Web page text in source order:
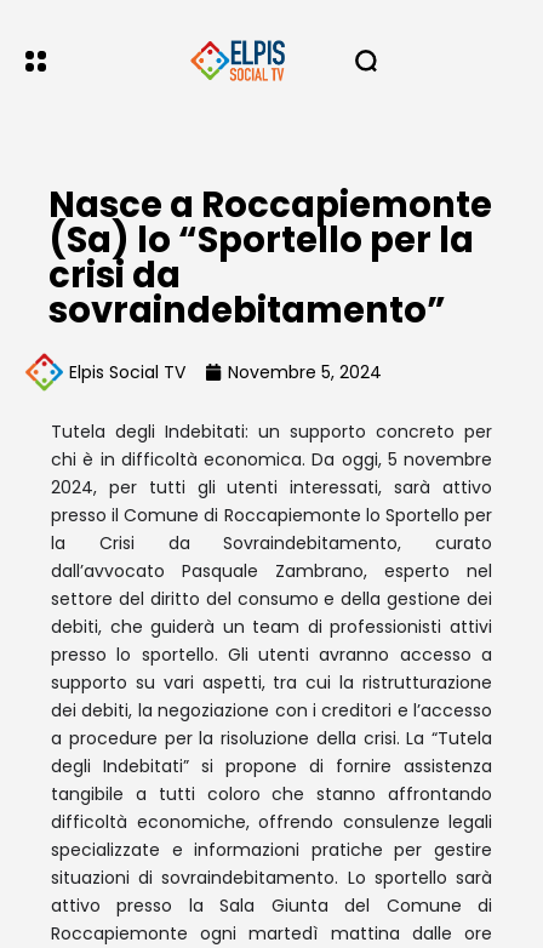
Nasce a Roccapiemonte
(Sa) lo “Sportello per la
crisi da
sovraindebitamento”
Elpis Social TV Novembre 5, 2024
Tutela degli Indebitati: un supporto concreto per
chi è in difficoltà economica. Da oggi, 5 novembre
2024, per tutti gli utenti interessati, sarà attivo
presso il Comune di Roccapiemonte lo Sportello per
la Crisi da Sovraindebitamento, curato
dall’avvocato Pasquale Zambrano, esperto nel
settore del diritto del consumo e della gestione dei
debiti, che guiderà un team di professionisti attivi
presso lo sportello. Gli utenti avranno accesso a
supporto su vari aspetti, tra cui la ristrutturazione
dei debiti, la negoziazione con i creditori e l’accesso
a procedure per la risoluzione della crisi. La “Tutela
degli Indebitati” si propone di fornire assistenza
tangibile a tutti coloro che stanno affrontando
difficoltà economiche, offrendo consulenze legali
specializzate e informazioni pratiche per gestire
situazioni di sovraindebitamento. Lo sportello sarà
attivo presso la Sala Giunta del Comune di
Roccapiemonte ogni martedì mattina dalle ore